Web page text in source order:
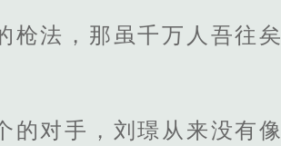
枪法，那虽千万人吾往矣
的对手，刘璟从来没有像